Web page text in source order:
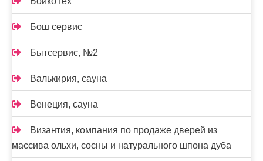
Бош сервис
Бытсервис, №2
Валькирия, сауна
Венеция, сауна
Византия, компания по продаже дверей из
массива ольхи, сосны и натурального шпона дуба